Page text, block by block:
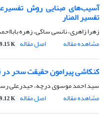
آسیب‌‌های مبنایی روش
تفسیر المنار
زهرا زاهری، نانسی ساکی، زهره
مشاهده مقاله
اصل مقاله K
کنکاشی پیرامون حقیقت سحر در
سید احمد موسوی درچه، حیدرعلی
مشاهده مقاله
اصل مقاله K